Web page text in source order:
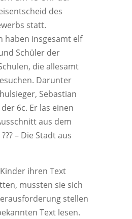
des
statt.
haben insgesamt elf
Schüler der
die allesamt
Darunter
Sebastian
6c. Er las einen
aus dem
– Die Stadt aus
ihren Text
mussten sie sich
stellen
Text lesen.